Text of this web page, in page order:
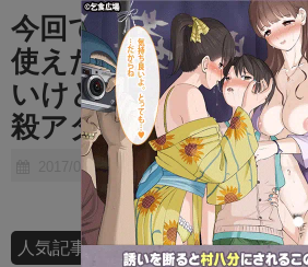
今回でわかったけど
使えたな ⇒ メルト
いけどそれ以上にジ
殺アタッカーが不甲
2017/06/30
人気記事ランキング